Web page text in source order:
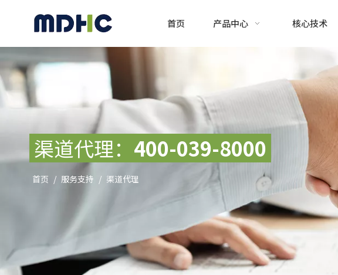
首页 产品中心 核心技术
渠道代理： 400-039-8000
首页 / 服务支持 / 渠道代理